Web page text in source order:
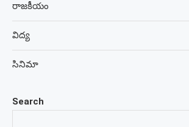
Search
రాజకీయం
విద్య
సినిమా